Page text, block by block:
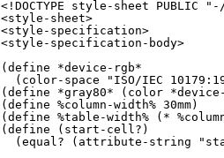
<!DOCTYPE style-sheet PUBLIC
<style-sheet>
<style-specification>
<style-specification-body>
(define *device-rgb*
(color-space "ISO/IEC
(define *gray80* (color
(define %column-width% 30mm)
(define %table-width% (*
(define (start-cell?)
(equal? (attribute-string